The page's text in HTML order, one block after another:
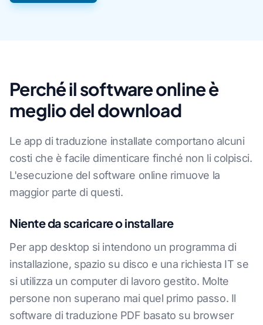
Perché il software online è
meglio del download
Le app di traduzione installate comportano alcuni
costi che è facile dimenticare finché non li colpisci.
L'esecuzione del software online rimuove la
maggior parte di questi.
Niente da scaricare o installare
Per app desktop si intendono un programma di
installazione, spazio su disco e una richiesta IT se
si utilizza un computer di lavoro gestito. Molte
persone non superano mai quel primo passo. Il
software di traduzione PDF basato su browser